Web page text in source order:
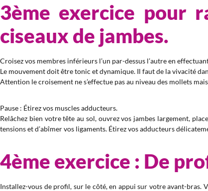
3ème exercice pour
ciseaux de jambes.
Croisez vos membres inférieurs l’un par-dessus l’autre en
Le mouvement doit être tonic et dynamique. Il faut de la vivacité
Attention le croisement ne s’effectue pas au niveau des mollets
Pause : Étirez vos muscles adducteurs.
Relâchez bien votre tête au sol, ouvrez vos jambes largement,
tensions et d’abîmer vos ligaments. Étirez vos adducteurs
4ème exercice : De
Installez-vous de profil, sur le côté, en appui sur votre avant-